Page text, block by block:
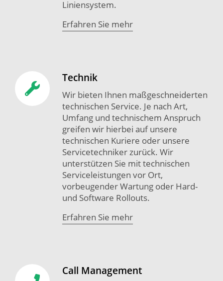
Liniensystem.
Erfahren Sie mehr
Technik
Wir bieten Ihnen maßgeschneiderten
technischen Service. Je nach Art,
Umfang und technischem Anspruch
greifen wir hierbei auf unsere
technischen Kuriere oder unsere
Servicetechniker zurück. Wir
unterstützen Sie mit technischen
Serviceleistungen vor Ort,
vorbeugender Wartung oder Hard-
und Software Rollouts.
Erfahren Sie mehr
Call Management